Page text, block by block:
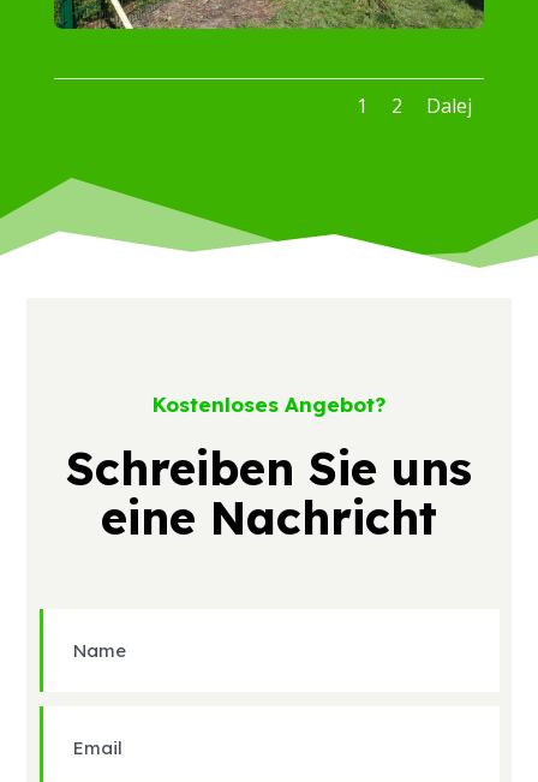
1 2 Dalej
Kostenloses Angebot?
Schreiben Sie uns
eine Nachricht